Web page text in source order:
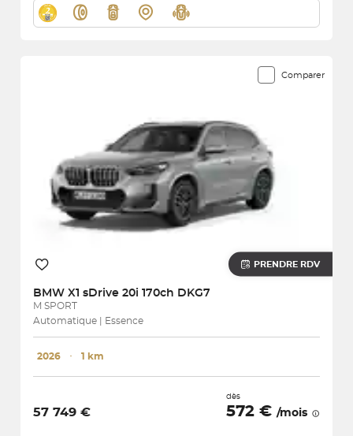
Comparer
PRENDRE RDV
BMW X1 sDrive 20i 170ch DKG7
M SPORT
Automatique | Essence
2026 ･ 1 km
57 749 €
dès
572 € /mois